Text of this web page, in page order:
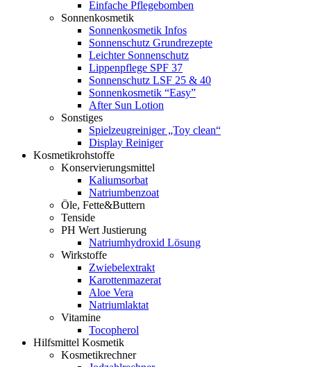
Einfache Pflegebomben
Sonnenkosmetik
Sonnenkosmetik Infos
Sonnenschutz Grundrezepte
Leichter Sonnenschutz
Lippenpflege SPF 37
Sonnenschutz LSF 25 & 40
Sonnenkosmetik “Easy”
After Sun Lotion
Sonstiges
Spielzeugreiniger „Toy clean“
Display Reiniger
Kosmetikrohstoffe
Konservierungsmittel
Kaliumsorbat
Natriumbenzoat
Öle, Fette&Buttern
Tenside
PH Wert Justierung
Natriumhydroxid Lösung
Wirkstoffe
Zwiebelextrakt
Karottenmazerat
Aloe Vera
Natriumlaktat
Vitamine
Tocopherol
Hilfsmittel Kosmetik
Kosmetikrechner